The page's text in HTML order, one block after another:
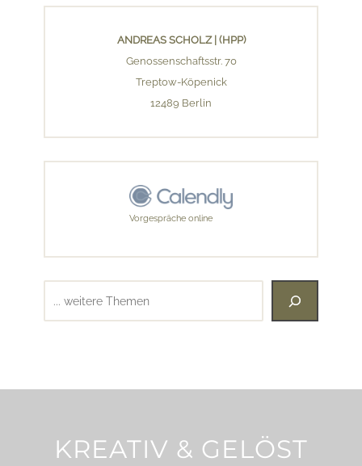
ANDREAS SCHOLZ | (HPP)
Genossenschaftsstr. 70
Treptow-Köpenick
12489 Berlin
Vorgespräche online
KREATIV & GELÖST